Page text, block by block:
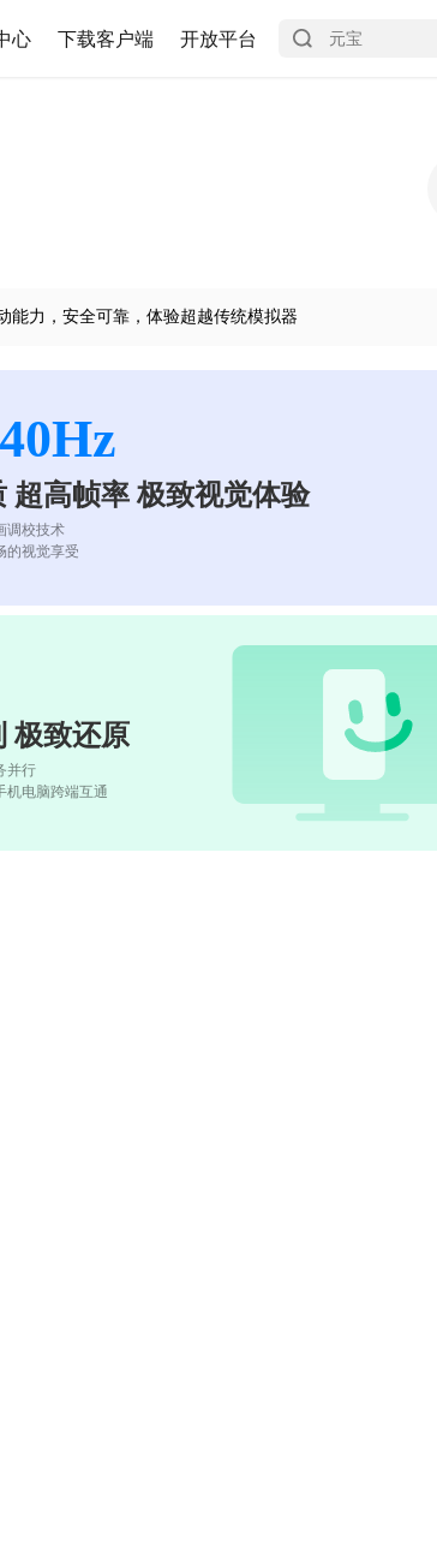
心 下载客户端 开放平台
能力，安全可靠，体验超越传统模拟器
超高帧率 极致视觉体验
调校技术
的视觉享受
极致还原
并行
机电脑跨端互通